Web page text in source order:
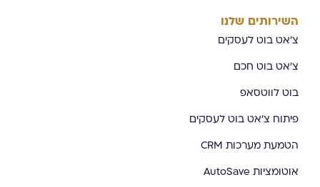
השירותים שלנו
צ'אט בוט לעסקים
צ'אט בוט חכם
בוט לווטסאפ
פיתוח צ'אט בוט לעסקים
הטמעת מערכות CRM
אוטומציות AutoSave